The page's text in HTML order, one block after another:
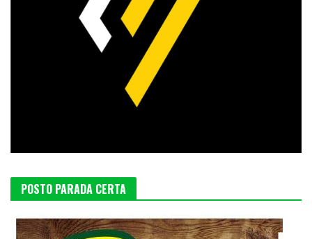
POSTO PARADA CERTA